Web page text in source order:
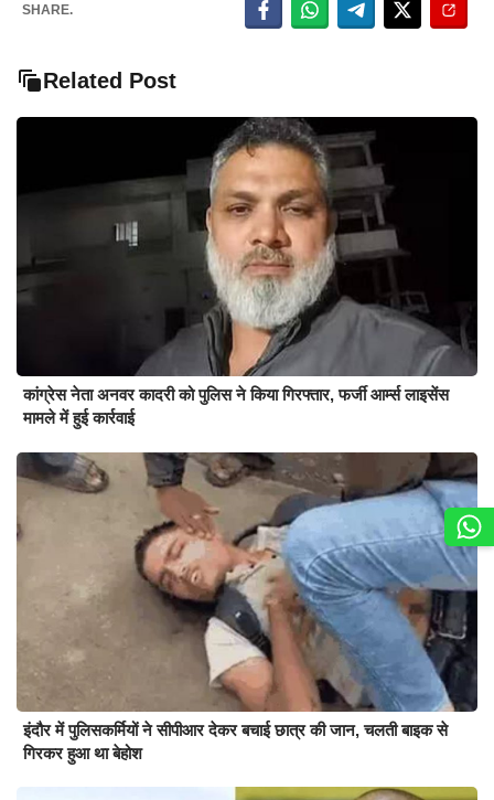
SHARE.
Related Post
कांग्रेस नेता अनवर कादरी को पुलिस ने किया गिरफ्तार, फर्जी आर्म्स लाइसेंस
मामले में हुई कार्रवाई
इंदौर में पुलिसकर्मियों ने सीपीआर देकर बचाई छात्र की जान, चलती बाइक से
गिरकर हुआ था बेहोश